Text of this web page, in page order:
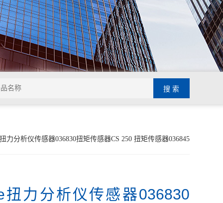
扭力分析仪传感器036830扭矩传感器CS 250 扭矩传感器036845
扭力分析仪传感器036830